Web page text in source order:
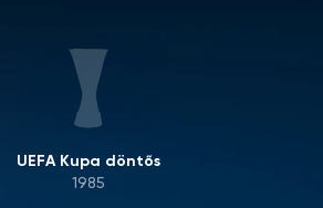
UEFA Kupa döntős
1985